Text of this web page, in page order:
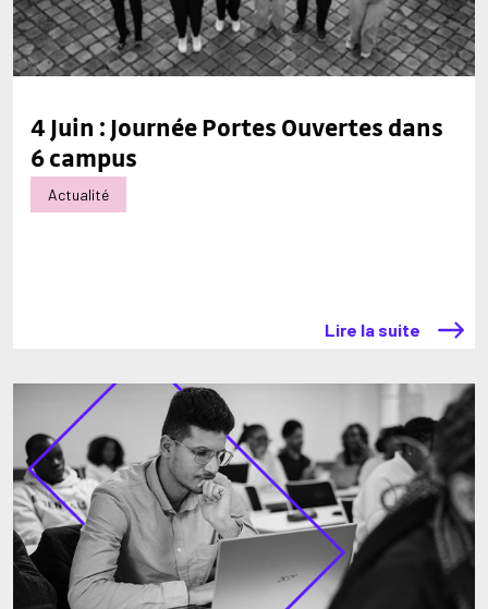
4 Juin : Journée Portes Ouvertes dans
6 campus
Actualité
Lire la suite